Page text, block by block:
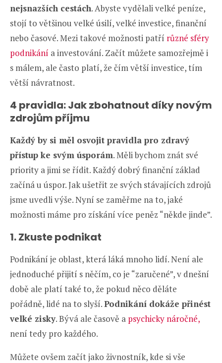
nejsnazších cestách. Abyste vydělali velké peníze,
stojí to většinou velké úsilí, velké investice, finanční
nebo časové. Mezi takové možnosti patří různé sféry
podnikání a investování. Začít můžete samozřejmě i
s málem, ale často platí, že čím větší investice, tím
větší návratnost.
4 pravidla: Jak zbohatnout díky novým
zdrojům příjmu
Každý by si měl osvojit pravidla pro zdravý
přístup ke svým úsporám. Měli bychom znát své
priority a jimi se řídit. Každý dobrý finanční základ
začíná u úspor. Jak ušetřit ze svých stávajících zdrojů
jsme uvedli výše. Nyní se zaměřme na to, jaké
možnosti máme pro získání více peněz “někde jinde”.
1. Zkuste podnikat
Podnikání je oblast, která láká mnoho lidí. Není ale
jednoduché přijití s něčím, co je “zaručené”, v dnešní
době ale platí také to, že pokud něco děláte
pořádně, lidé na to slyší.Podnikání dokáže přinést
velké zisky. Bývá ale časově a psychicky náročné,
není tedy pro každého.
Můžete ovšem začít jako živnostník, kde si vše